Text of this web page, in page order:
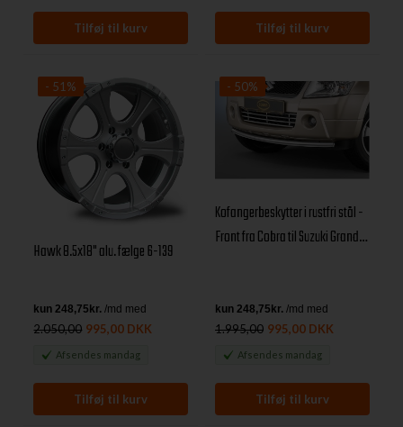
- 51%
Hawk 8.5x18" alu. fælge 6-139
2.050,00 995,00 DKK
Afsendes mandag
- 50%
Kofangerbeskytter i rustfri stål -
Front fra Cobra til Suzuki Grand
1.995,00 995,00 DKK
Afsendes mandag